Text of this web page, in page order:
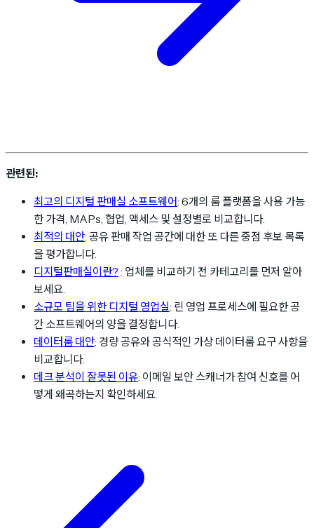
관련된:
최고의 디지털 판매실 소프트웨어: 6개의 룸 플랫폼을 사용 가능
한 가격, MAPs, 협업, 액세스 및 설정별로 비교합니다.
최적의 대안: 공유 판매 작업 공간에 대한 또 다른 중점 후보 목록
을 평가합니다.
디지털판매실이란? : 업체를 비교하기 전 카테고리를 먼저 알아
보세요.
소규모 팀을 위한 디지털 영업실: 린 영업 프로세스에 필요한 공
간 소프트웨어의 양을 결정합니다.
데이터룸 대안: 경량 공유와 공식적인 가상 데이터룸 요구 사항을
비교합니다.
데크 분석이 잘못된 이유: 이메일 보안 스캐너가 참여 신호를 어
떻게 왜곡하는지 확인하세요.